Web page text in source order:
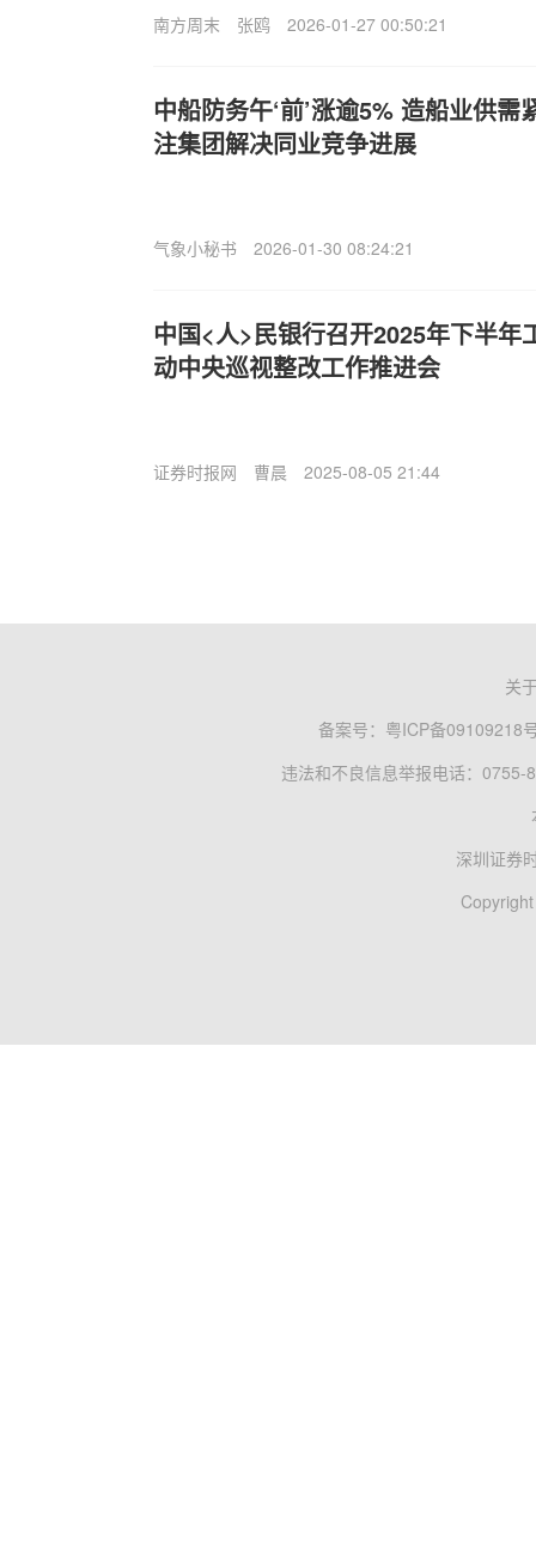
南方周末 张鸥 2026-01-27 00:50:21
中船防务午‘前’涨逾5% 造船业供
注集团解决同业竞争进展
气象小秘书 2026-01-30 08:24:21
中国<人>民银行召开2025年下半年
动中央巡视整改工作推进会
证券时报网 曹晨 2025-08-05 21:44
关
备案号： 粤ICP备09109218
违法和不良信息举报电话：0755-
深圳证券